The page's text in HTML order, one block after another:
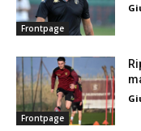
Frontpage
Frontpage